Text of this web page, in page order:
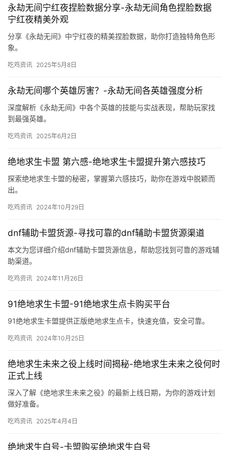
永劫无间宁红夜捏脸数据分享-永劫无间角色捏脸数据
宁红夜精美外观
分享《永劫无间》中宁红夜的精美捏脸数据，助你打造独特角色形
象。
吃鸡资讯 2025年5月8日
永劫无间哪个英雄厉害？-永劫无间各英雄强度分析
深度解析《永劫无间》中各个英雄的技能与实战表现，帮助玩家找
到最强英雄。
吃鸡资讯 2025年6月2日
绝地求生卡盟 第六感-绝地求生卡盟提升第六感技巧
探索绝地求生卡盟的秘密，掌握第六感技巧，助你在游戏中脱颖而
出。
吃鸡资讯 2024年10月29日
dnf辅助卡盟货源-寻找可靠的dnf辅助卡盟货源渠道
本文为您详细介绍dnf辅助卡盟货源信息，帮助您找到可靠的游戏辅
助渠道。
吃鸡资讯 2024年11月26日
91绝地求生卡盟-91绝地求生点卡购买平台
91绝地求生卡盟提供正版绝地求生点卡，快速充值，安全可靠。
吃鸡资讯 2024年10月25日
绝地求生未来之役上线时间揭秘-绝地求生未来之役何时
正式上线
深入了解《绝地求生未来之役》的最新上线日期，为你的游戏计划
做好准备。
吃鸡资讯 2025年4月4日
绝地求生白号-卡盟购买绝地求生白号